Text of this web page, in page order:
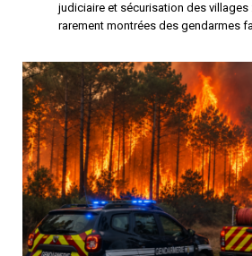
judiciaire et sécurisation des
rarement montrées des gendarmes